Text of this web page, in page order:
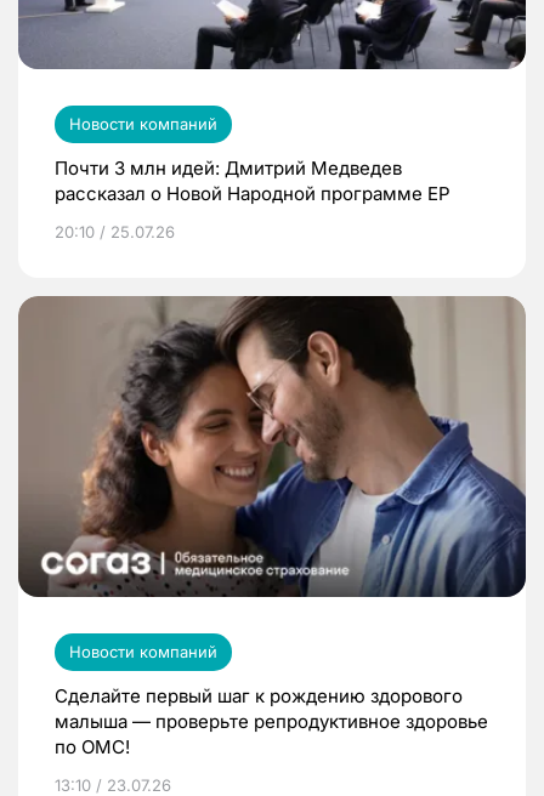
Новости компаний
Почти 3 млн идей: Дмитрий Медведев
рассказал о Новой Народной программе ЕР
20:10 / 25.07.26
Новости компаний
Сделайте первый шаг к рождению здорового
малыша — проверьте репродуктивное здоровье
по ОМС!
13:10 / 23.07.26